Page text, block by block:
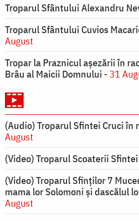
Troparul Sfântului Alexandru
Troparul Sfântului Cuvios
August
Tropar la Praznicul aşezării în
Brâu al Maicii Domnului - 31
(Audio) Troparul Sfintei Cruci în
August
(Video) Troparul Scoaterii
(Video) Troparul Sfinților 7
mama lor Solomoni și dascălul
August